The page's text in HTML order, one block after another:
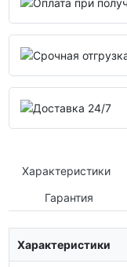
Характеристики
Гарантия
Характеристики